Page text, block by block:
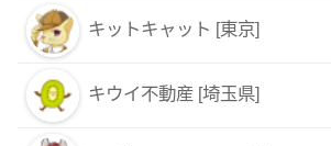
キットキャット [東京]
キウイ不動産 [埼玉県]